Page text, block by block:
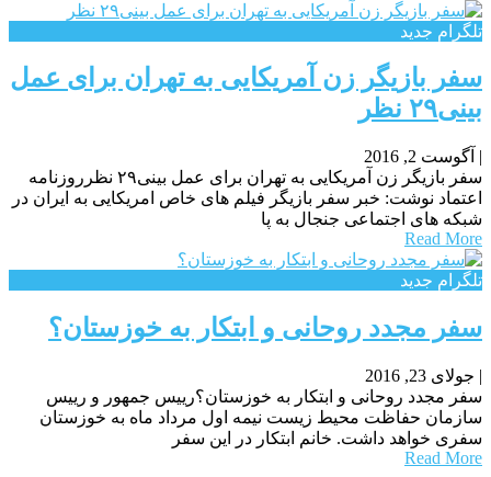
تلگرام جدید
سفر بازیگر زن آمریکایی به تهران برای عمل
بینی۲۹ نظر
| آگوست 2, 2016
سفر بازیگر زن آمریکایی به تهران برای عمل بینی۲۹ نظرروزنامه
اعتماد نوشت: خبر سفر بازیگر فیلم های خاص امریکایی به ایران در
شبکه های اجتماعی جنجال به پا
Read More
تلگرام جدید
سفر مجدد روحانی و ابتکار به خوزستان؟
| جولای 23, 2016
سفر مجدد روحانی و ابتکار به خوزستان؟رییس جمهور و رییس
سازمان حفاظت محیط زیست نیمه اول مرداد ماه به خوزستان
سفری خواهد داشت. خانم ابتکار در این سفر
Read More